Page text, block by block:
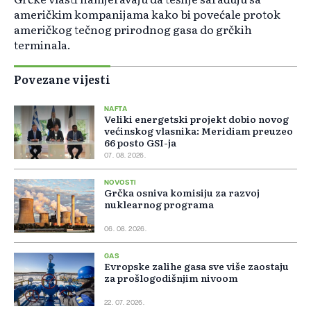
američkim kompanijama kako bi povećale protok
američkog tečnog prirodnog gasa do grčkih
terminala.
Povezane vijesti
NAFTA
Veliki energetski projekt dobio novog
većinskog vlasnika: Meridiam preuzeo
66 posto GSI-ja
07. 08. 2026.
NOVOSTI
Grčka osniva komisiju za razvoj
nuklearnog programa
06. 08. 2026.
GAS
Evropske zalihe gasa sve više zaostaju
za prošlogodišnjim nivoom
22. 07. 2026.